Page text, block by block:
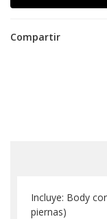
Compartir
Incluye: Body
piernas)